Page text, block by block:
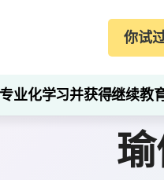
你试
专业化学习并获得继续教